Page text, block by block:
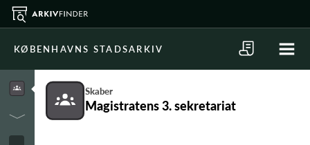
KØBENHAVNS STADSARKIV
Skaber
Magistratens 3. sekretariat